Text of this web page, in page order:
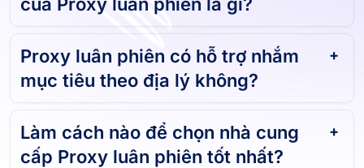
Proxy luân phiên có hỗ trợ nhắm
mục tiêu theo địa lý không?
Làm cách nào để chọn nhà cung
cấp Proxy luân phiên tốt nhất?